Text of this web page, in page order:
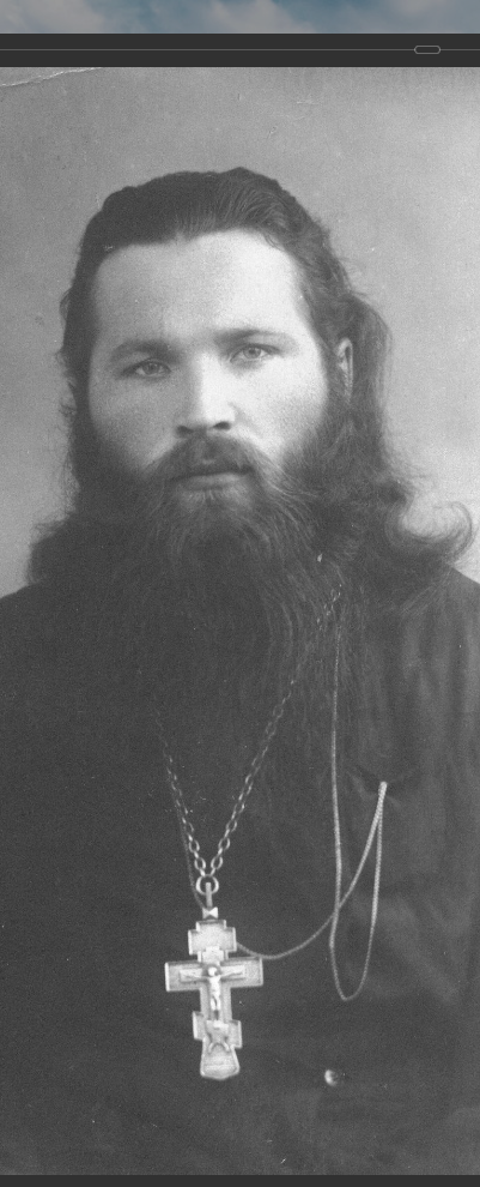
Сайт создан по
Наследники Галерея
Главная Храмы-мученики Архангельска
Священники
Священники церкви Всех Святых
19.05.2016
Историческое описание церкви Всех Святых в г.
Один из старейших храмов Архангельска, который
Святых.
Вопрос о времени строительства храма несколько
старостой храма Крискентией Антоновной
храме, носящем имя Всех Святых, находим в
речь идет о пожертвовании в виде постоянно доходных
купчихой П гильдии - Павлой Михайловной
поминовение своих родственников. В лихую годину
тысяч храмов по всей Руси Великой. В 1927 году храм
Есть сведения, что в 30-е годы в здании храма был
можно найти в книге Александра Солженицына
происшедшей в здании храма в 30-е годы. Под
между собой множество людей. Похоронены они были
приведен в полное запустение. Как свидетельствуют
разобраны полы и печи, замурованы окна, обрезана
19 октября 1946 года по ходатайству прихожан, с
Архангельской епархии.
Первым, после обновления храма, настоятелем был